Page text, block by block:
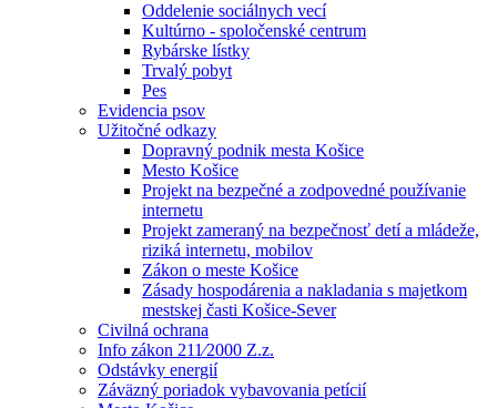
Oddelenie sociálnych vecí
Kultúrno - spoločenské centrum
Rybárske lístky
Trvalý pobyt
Pes
Evidencia psov
Užitočné odkazy
Dopravný podnik mesta Košice
Mesto Košice
Projekt na bezpečné a zodpovedné používanie
internetu
Projekt zameraný na bezpečnosť detí a mládeže,
riziká internetu, mobilov
Zákon o meste Košice
Zásady hospodárenia a nakladania s majetkom
mestskej časti Košice-Sever
Civilná ochrana
Info zákon 211⁄2000 Z.z.
Odstávky energií
Záväzný poriadok vybavovania petícií